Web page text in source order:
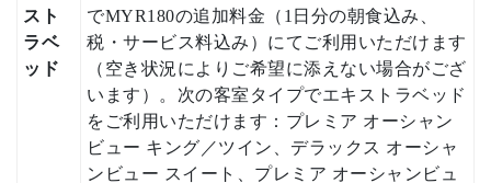
スト
ラベ
ッド
でMYR180の追加料金（1日分の朝食込み、
税・サービス料込み）にてご利用いただけます
（空き状況によりご希望に添えない場合がござ
います）。次の客室タイプでエキストラベッド
をご利用いただけます：プレミア オーシャン
ビュー キング／ツイン、デラックス オーシャ
ンビュー スイート、プレミア オーシャンビュ